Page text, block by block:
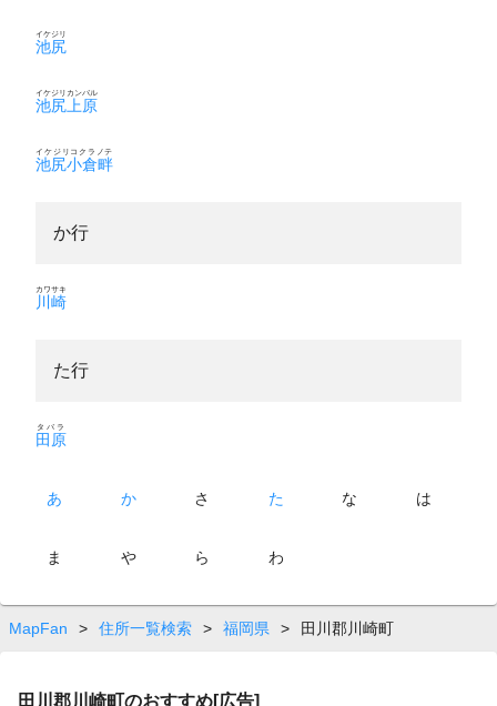
池尻
イケジリ
池尻上原
イケジリカンバル
池尻小倉畔
イケジリコクラノテ
か行
川崎
カワサキ
た行
田原
タバラ
あ か さ た な は
ま や ら わ
MapFan > 住所一覧検索 > 福岡県 > 田川郡川崎町
田川郡川崎町のおすすめ[広告]